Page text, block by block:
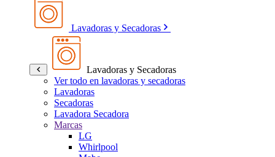
Lavadoras y Secadoras
Lavadoras y Secadoras
Ver todo en lavadoras y secadoras
Lavadoras
Secadoras
Lavadora Secadora
Marcas
LG
Whirlpool